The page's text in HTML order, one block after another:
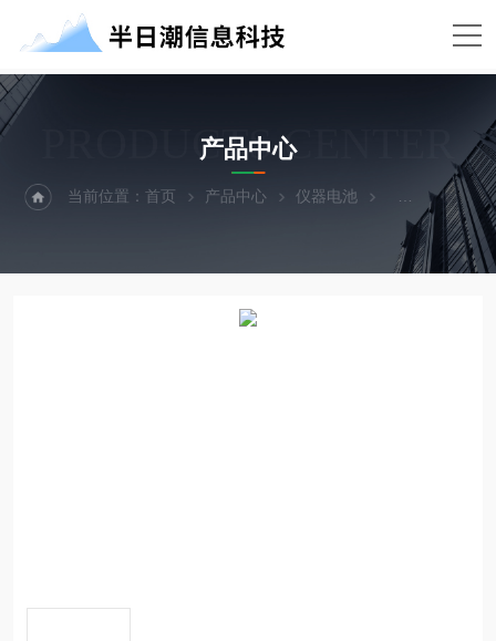
PRODUCTS CENTER
产品中心
当前位置：首页 产品中心 仪器电池 ADCP电池